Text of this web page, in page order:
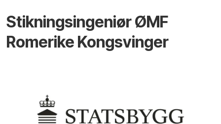
Stikningsingeniør ØMF
Romerike Kongsvinger